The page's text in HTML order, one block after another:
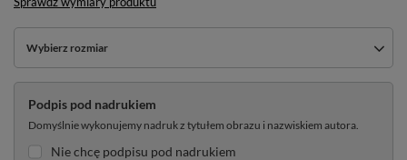
Wybierz rozmiar
Podpis pod nadrukiem
Domyślnie wykonujemy nadruk z tytułem obrazu i nazwiskiem autora.
Nie chcę podpisu pod nadrukiem